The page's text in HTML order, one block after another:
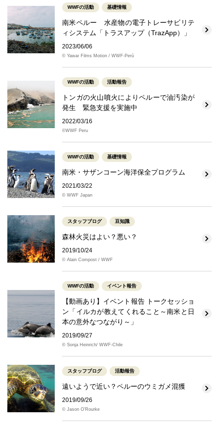
WWFの活動 基礎情報
南米ペルー 水産物の電子トレーサビリテ
ィシステム「トラスアップ（TrazApp）」
2023/06/06
© Yawar Films Motion / WWF-Perú
WWFの活動 活動報告
トンガの火山噴火によりペルーで油汚染が
発生 緊急支援を実施中
2022/03/16
©WWF Peru
WWFの活動 基礎情報
南米・サザンコーン海洋保全プログラム
2021/03/22
© WWF Japan
スタッフブログ 豆知識
森林火災はよい？悪い？
2019/10/24
© Alain Compost / WWF
WWFの活動 イベント報告
【動画あり】イベント報告 トークセッショ
ン「イルカが教えてくれること～南米と日
本の意外なつながり～」
2019/09/27
© Sonja Heinrich/ WWF-Chile
スタッフブログ 活動報告
遠いようで近い？ペルーのウミガメ混獲
2019/09/26
© Jason O’Rourke